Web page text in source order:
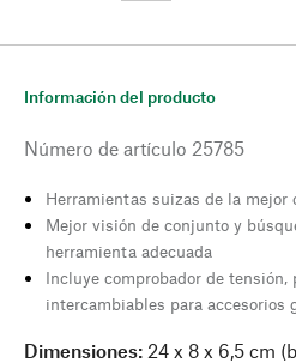
Información del producto
Número de artículo 25785
Herramientas suizas de la mejor
Mejor visión de conjunto y
herramienta adecuada
Incluye comprobador de tensión,
intercambiables para accesorios
Dimensiones: 24 x 8 x 6,5 cm